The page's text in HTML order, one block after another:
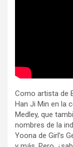
Como artista de
Han Ji Min en la
Medley, que
nombres de la
Yoona de Girl’s